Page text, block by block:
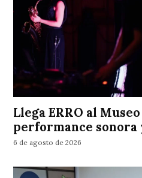
Llega ERRO al
performance sonora
6 de agosto de 2026